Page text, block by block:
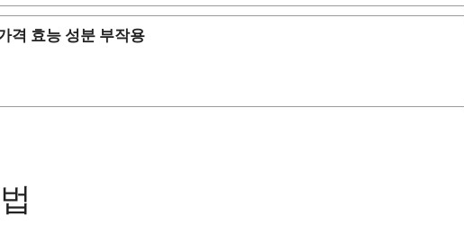
격 효능 성분 부작용